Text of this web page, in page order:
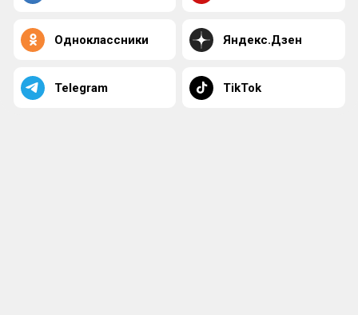
Одноклассники Яндекс.Дзен
Telegram TikTok